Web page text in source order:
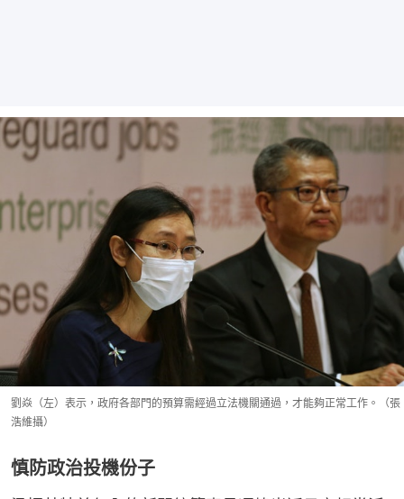
劉焱（左）表示，政府各部門的預算需經過立法機關通過，才能夠正常工作。（張
浩維攝）
慎防政治投機份子